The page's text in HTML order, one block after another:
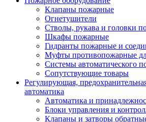
Клапаны пожарные
Огнетушители
Стволы, рукава и головки
Шкафы пожарные
Гидранты пожарные и
Муфты противопожарные
Системы автоматического
Сопутствующие товары
Регулирующая,
автоматика
Автоматика и
Блоки управления и
Клапаны и затворы